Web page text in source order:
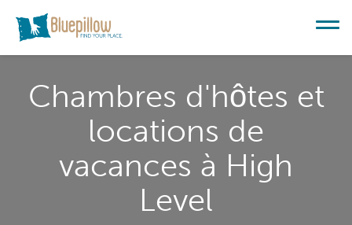
Chambres d'hôtes et
locations de
vacances à High
Level